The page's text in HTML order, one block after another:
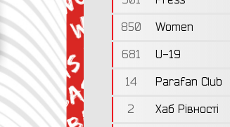
850
Women
681
U-19
14
Parafan Club
2
Хаб Рівності